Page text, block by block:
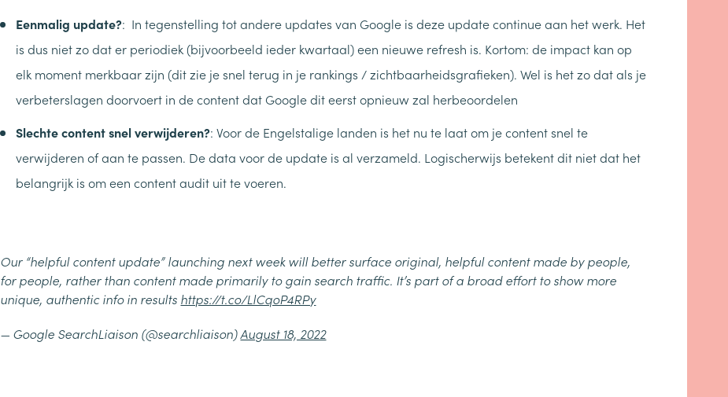
Eenmalig update?: In tegenstelling tot andere updates van Google is deze update continue aan het werk. Het
is dus niet zo dat er periodiek (bijvoorbeeld ieder kwartaal) een nieuwe refresh is. Kortom: de impact kan op
elk moment merkbaar zijn (dit zie je snel terug in je rankings / zichtbaarheidsgrafieken). Wel is het zo dat als je
verbeterslagen doorvoert in de content dat Google dit eerst opnieuw zal herbeoordelen
Slechte content snel verwijderen?: Voor de Engelstalige landen is het nu te laat om je content snel te
verwijderen of aan te passen. De data voor de update is al verzameld. Logischerwijs betekent dit niet dat het
belangrijk is om een content audit uit te voeren.
Our “helpful content update” launching next week will better surface original, helpful content made by people,
for people, rather than content made primarily to gain search traffic. It’s part of a broad effort to show more
unique, authentic info in results https://t.co/LlCqoP4RPy
— Google SearchLiaison (@searchliaison)August 18, 2022